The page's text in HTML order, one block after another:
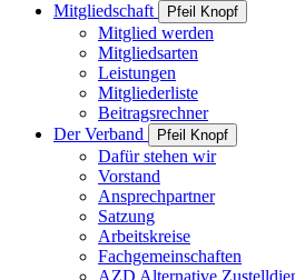
Mitgliedschaft
Pfeil Knopf
Mitglied werden
Mitgliedsarten
Leistungen
Mitgliederliste
Beitragsrechner
Der Verband
Pfeil Knopf
Dafür stehen wir
Vorstand
Ansprechpartner
Satzung
Arbeitskreise
Fachgemeinschaften
AZD Alternative